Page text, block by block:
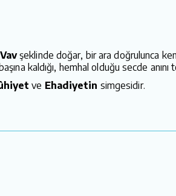
Vavşeklinde doğar, bir ara doğrulunca
kaldığı, hemhal olduğu secde anını
ve Ehadiyetin simgesidir.